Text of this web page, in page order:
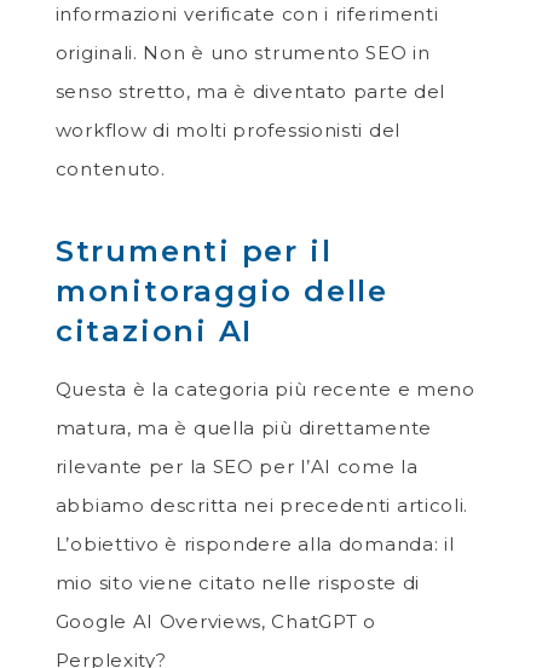
informazioni verificate con i riferimenti
originali. Non è uno strumento SEO in
senso stretto, ma è diventato parte del
workflow di molti professionisti del
contenuto.
Strumenti per il
monitoraggio delle
citazioni AI
Questa è la categoria più recente e meno
matura, ma è quella più direttamente
rilevante per la SEO per l’AI come la
abbiamo descritta nei precedenti articoli.
L’obiettivo è rispondere alla domanda: il
mio sito viene citato nelle risposte di
Google AI Overviews, ChatGPT o
Perplexity?